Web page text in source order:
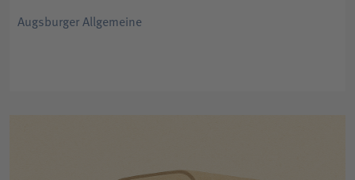
Augsburger Allgemeine